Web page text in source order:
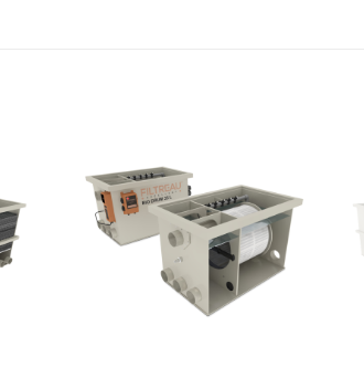
aan
verlanglijst